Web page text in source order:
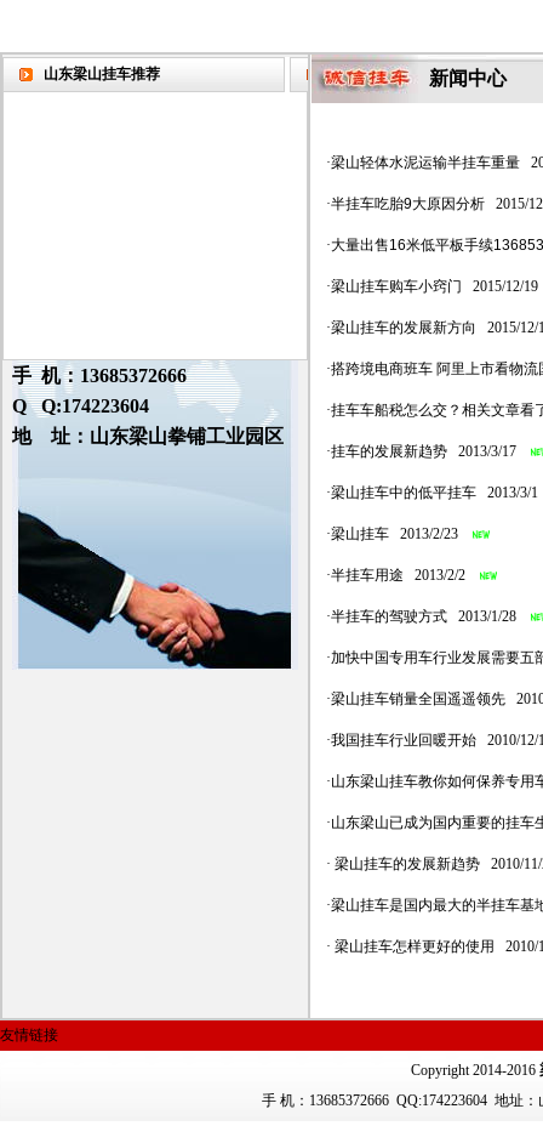
山东梁山挂车推荐
手 机：13685372666
Q Q:174223604
地 址：山东梁山拳铺工业园区
新闻中心
·梁山轻体水泥运输半挂车重量
·半挂车吃胎9大原因分析 2015/
·大量出售16米低平板手续
·梁山挂车购车小窍门 2015/12/19
·梁山挂车的发展新方向 2015/12/
·搭跨境电商班车 阿里上市看物
·挂车车船税怎么交？相关文章看
·挂车的发展新趋势 2013/3/17
·梁山挂车中的低平挂车 2013/3/1
·梁山挂车 2013/2/23
·半挂车用途 2013/2/2
·半挂车的驾驶方式 2013/1/28
·加快中国专用车行业发展需要五
·梁山挂车销量全国遥遥领先
·我国挂车行业回暖开始 2010/12/
·山东梁山挂车教你如何保养专用
·山东梁山已成为国内重要的挂车
· 梁山挂车的发展新趋势 2010/
·梁山挂车是国内最大的半挂车基
· 梁山挂车怎样更好的使用 2010/
友情链接
Copyright 2014-2016
手 机：13685372666 QQ:174223604 地址